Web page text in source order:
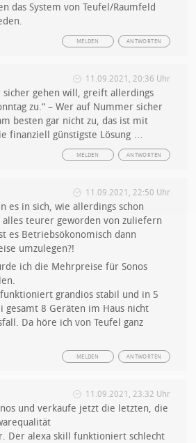
das System von Teufel/Raumfeld
ANTWORTEN
MELDEN
11.09.2021, 20:36 Uhr
gehen will, greift allerdings
zu.“ – Wer auf Nummer sicher
besten gar nicht zu, das ist mit
finanziell günstigste Lösung …
ANTWORTEN
MELDEN
11.09.2021, 22:50 Uhr
es in sich, wie allerdings schon
teurer geworden von zuliefern
es Betriebsökonomisch dann
umzulegen?!
ich die Mehrpreise für Sonos
grandios stabil und in 5
gesamt 8 Geräten im Haus nicht
Da höre ich von Teufel ganz
ANTWORTEN
MELDEN
11.09.2021, 23:32 Uhr
und verkaufe jetzt die letzten, die
Der alexa skill funktioniert schlecht